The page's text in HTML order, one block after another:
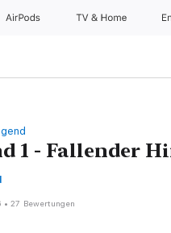
AirPods TV & Home
1 - Fallender
•27 Bewertungen